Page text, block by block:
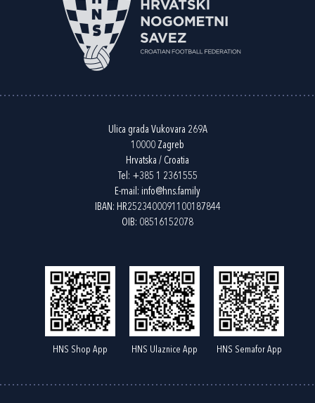
Ulica grada Vukovara 269A
10000 Zagreb
Hrvatska / Croatia
Tel: +385 1 2361555
E-mail: info@hns.family
IBAN: HR2523400091100187844
OIB: 08516152078
HNS Shop App HNS Ulaznice App HNS Semafor App